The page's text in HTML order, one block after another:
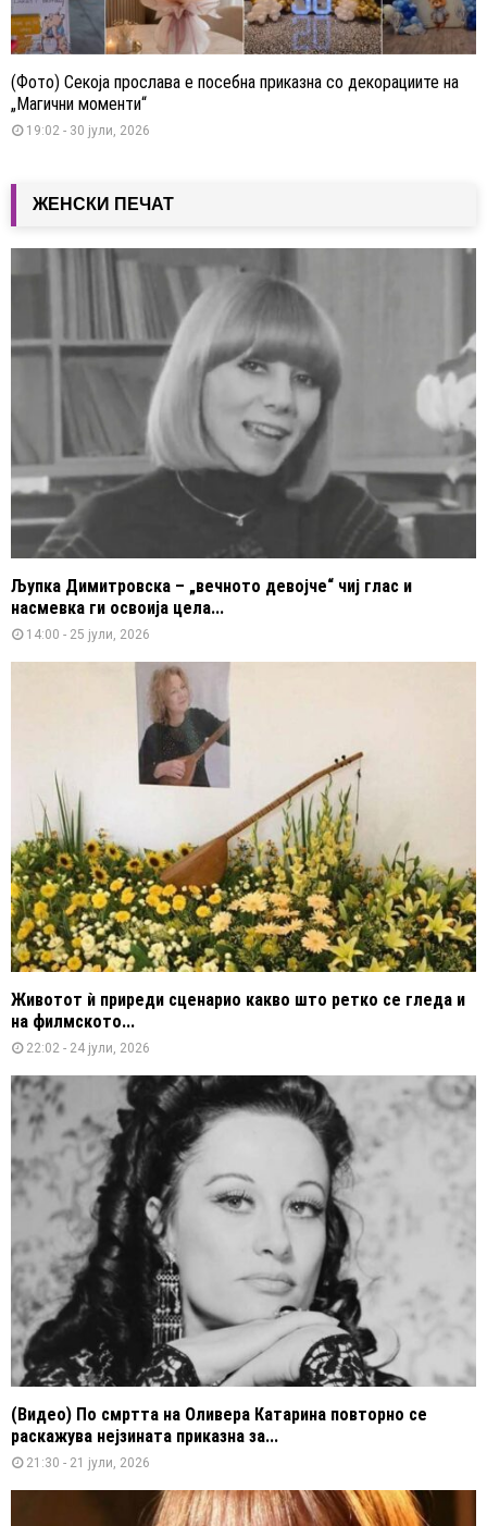
(Фото) Секоја прослава е посебна приказна со декорациите на
„Магични моменти“
19:02 - 30 јули, 2026
ЖЕНСКИ ПЕЧАТ
Љупка Димитровска – „вечното девојче“ чиј глас и
насмевка ги освоија цела...
14:00 - 25 јули, 2026
Животот ѝ приреди сценарио какво што ретко се гледа и
на филмското...
22:02 - 24 јули, 2026
(Видео) По смртта на Оливера Катарина повторно се
раскажува нејзината приказна за...
21:30 - 21 јули, 2026